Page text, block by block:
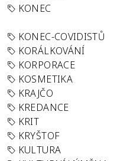
KONEC
KONEC-COVIDISTŮ
KORÁLKOVÁNÍ
KORPORACE
KOSMETIKA
KRAJČO
KREDANCE
KRIT
KRYŠTOF
KULTURA